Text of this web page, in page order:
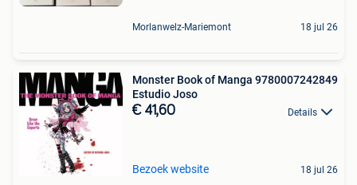
Morlanwelz-Mariemont 18 jul 26
Monster Book of Manga 9780007242849
Estudio Joso
€ 41,60 Details
Bezoek website 18 jul 26